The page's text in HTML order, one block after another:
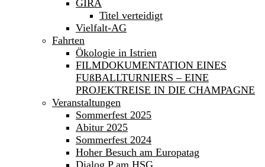
GIRA
Titel verteidigt
Vielfalt-AG
Fahrten
Ökologie in Istrien
FILMDOKUMENTATION EINES
FUßBALLTURNIERS – EINE
PROJEKTREISE IN DIE CHAMPAGNE
Veranstaltungen
Sommerfest 2025
Abitur 2025
Sommerfest 2024
Hoher Besuch am Europatag